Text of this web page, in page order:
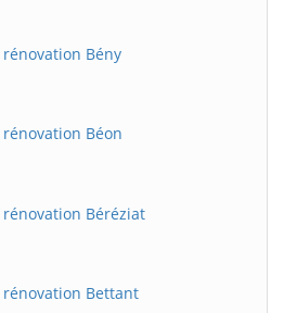
Bény
Béon
Béréziat
Bettant